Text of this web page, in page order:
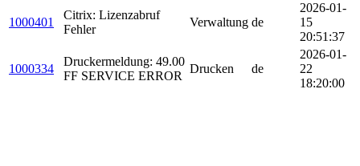
1000401
Citrix: Lizenzabruf
Fehler
Verwaltung de
2026-01-
15
20:51:37
1000334
Druckermeldung: 49.00
FF SERVICE ERROR
Drucken de
2026-01-
22
18:20:00